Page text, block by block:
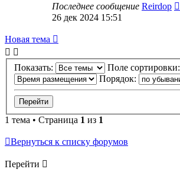
Последнее сообщение Reirdop
26 дек 2024 15:51
Новая тема
Показать:
Поле сортировки:
Порядок:
1 тема • Страница 1 из 1
Вернуться к списку форумов
Перейти